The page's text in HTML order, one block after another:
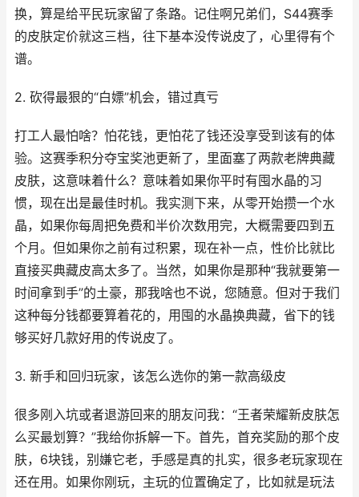
换，算是给平民玩家留了条路。记住啊兄弟们，S44赛季
的皮肤定价就这三档，往下基本没传说皮了，心里得有个
谱。
2. 砍得最狠的“白嫖”机会，错过真亏
打工人最怕啥？怕花钱，更怕花了钱还没享受到该有的体
验。这赛季积分夺宝奖池更新了，里面塞了两款老牌典藏
皮肤，这意味着什么？意味着如果你平时有囤水晶的习
惯，现在出是最佳时机。我实测下来，从零开始攒一个水
晶，如果你每周把免费和半价次数用完，大概需要四到五
个月。但如果你之前有过积累，现在补一点，性价比就比
直接买典藏皮高太多了。当然，如果你是那种“我就要第一
时间拿到手”的土豪，那我啥也不说，您随意。但对于我们
这种每分钱都要算着花的，用囤的水晶换典藏，省下的钱
够买好几款好用的传说皮了。
3. 新手和回归玩家，该怎么选你的第一款高级皮
很多刚入坑或者退游回来的朋友问我：“王者荣耀新皮肤怎
么买最划算？”我给你拆解一下。首先，首充奖励的那个皮
肤，6块钱，别嫌它老，手感是真的扎实，很多老玩家现在
还在用。如果你刚玩，主玩的位置确定了，比如就是玩法